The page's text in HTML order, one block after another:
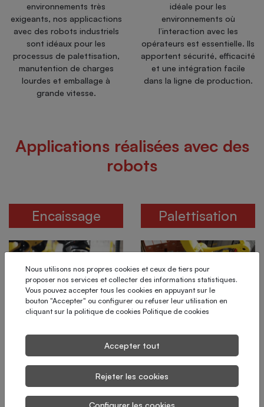
environnements très
exigeants, nos applicactions
avec des robots industriels
sont idéaux pour les
processus de palettisation,
manutention de charges
lourdes et emballage à
grande vitesse.
idéale pour les
environnements où
l’interaction avec les
opérateurs est essentielle. Ils
apportent sécurité, efficacité
et une intégration facile
dans la ligne de production.
Applications réalisées avec des
robots
Encaissage Palettisation
mesure
Nous utilisons nos propres cookies et ceux de tiers pour
proposer nos services et collecter des informations statistiques.
Vous pouvez accepter tous les cookies en appuyant sur le
bouton "Accepter" ou configurer ou refuser leur utilisation en
cliquant sur la politique de cookies Politique de cookies
Accepter tout
Rejeter les cookies
Configurer les cookies